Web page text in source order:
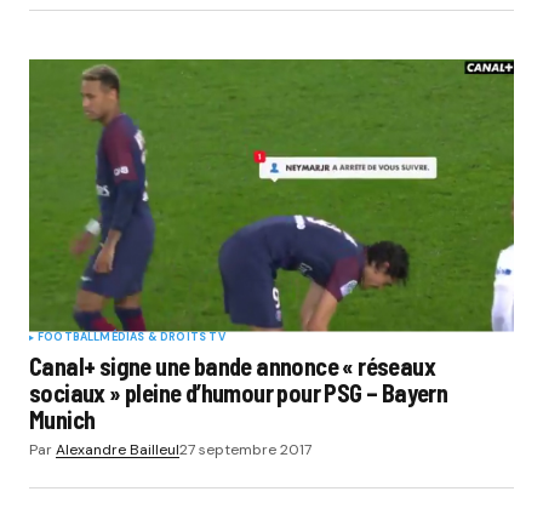
FOOTBALLMÉDIAS & DROITS TV
Canal+ signe une bande annonce « réseaux
sociaux » pleine d’humour pour PSG – Bayern
Munich
ParAlexandre Bailleul27 septembre 2017